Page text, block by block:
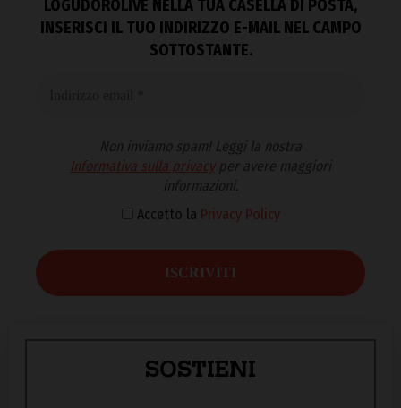
LOGUDOROLIVE NELLA TUA CASELLA DI POSTA,
INSERISCI IL TUO INDIRIZZO E-MAIL NEL CAMPO
SOTTOSTANTE.
Non inviamo spam! Leggi la nostra
Informativa sulla privacyper avere maggiori
informazioni.
Accetto la Privacy Policy
SOSTIENI